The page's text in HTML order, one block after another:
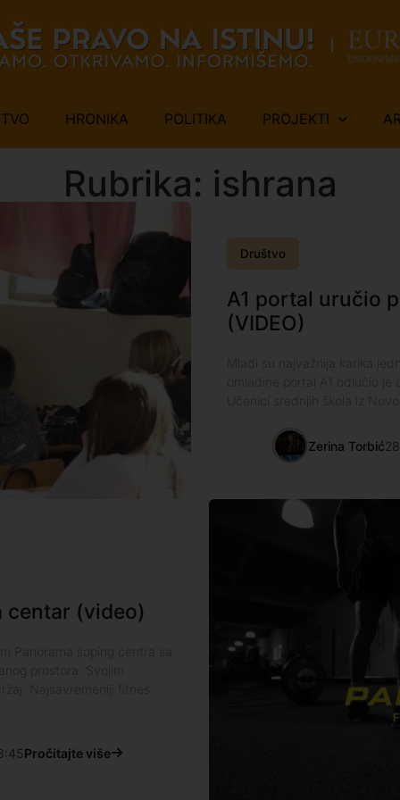
HRONIKA POLITIKA PROJEKTI
Rubrika: ishrana
Društvo
A1 portal uručio
(VIDEO)
Zerina Torbić
centar (video)
Pročitajte više